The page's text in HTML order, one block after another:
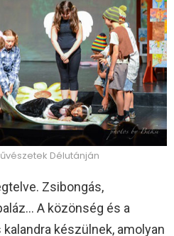
Délutánján
Zsibongás,
A közönség és a
készülnek, amolyan